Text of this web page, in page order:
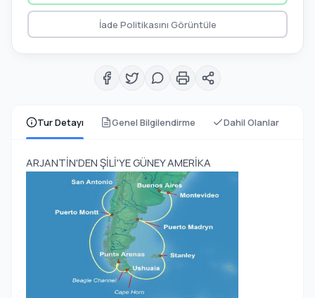
Tur Detayı Genel Bilgilendirme Dahil Olanlar
ARJANTİN'DEN ŞİLİ'YE GÜNEY AMERİKA
İade Politikasını Görüntüle